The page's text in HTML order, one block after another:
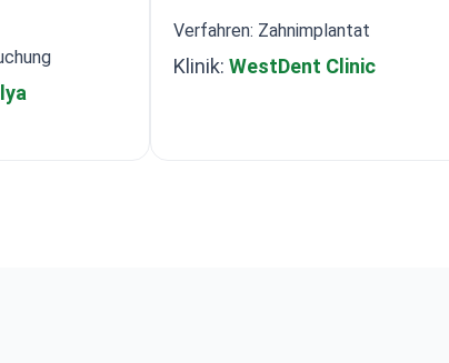
Verfahren: Zahnimplantat
Klinik: WestDent Clinic